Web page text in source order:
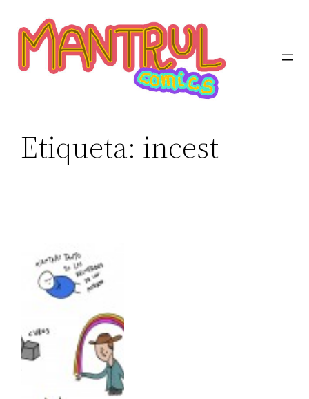
Etiqueta: incest